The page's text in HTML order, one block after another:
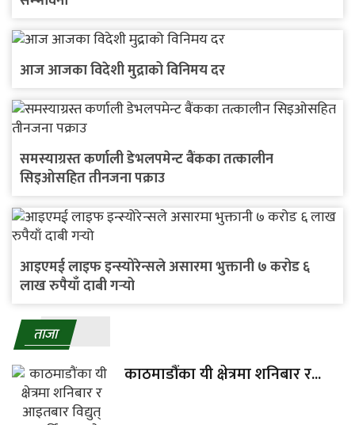
आज आजका विदेशी मुद्राको विनिमय दर
समस्याग्रस्त कर्णाली डेभलपमेन्ट बैंकका तत्कालीन
सिइओसहित तीनजना पक्राउ
आइएमई लाइफ इन्स्योरेन्सले असारमा भुक्तानी ७ करोड ६
लाख रुपैयाँ दाबी गर्‍यो
ताजा
काठमाडौंका यी क्षेत्रमा शनिबार र...